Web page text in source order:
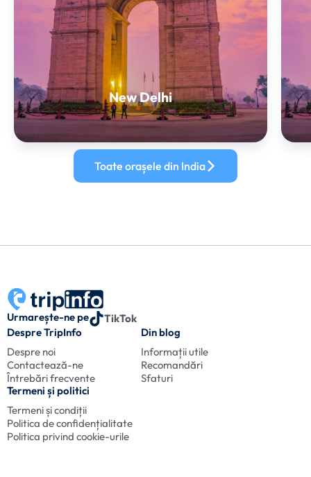
New Delhi
Toate orașele din India
Urmarește-ne pe
TikTok
Despre TripInfo
Despre noi
Contactează-ne
Întrebări frecvente
Din blog
Informații utile
Recomandări
Sfaturi
Termeni și politici
Termeni și condiții
Politica de confidențialitate
Politica privind cookie-urile